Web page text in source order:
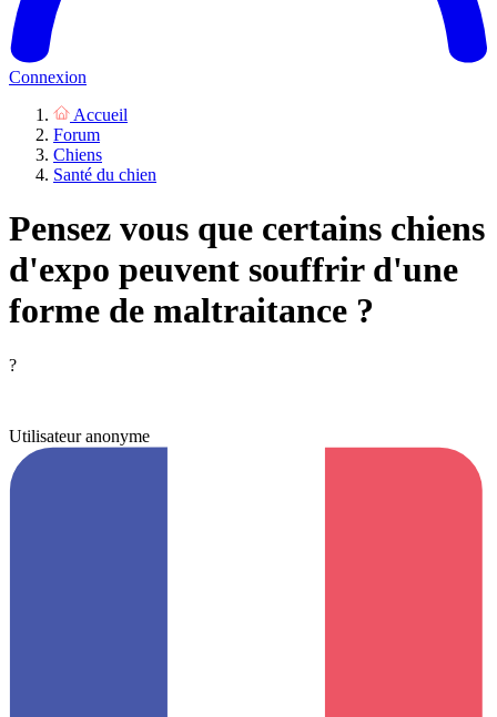
Connexion
Accueil
Forum
Chiens
Santé du chien
Pensez vous que certains chiens
d'expo peuvent souffrir d'une
forme de maltraitance ?
?
Utilisateur anonyme